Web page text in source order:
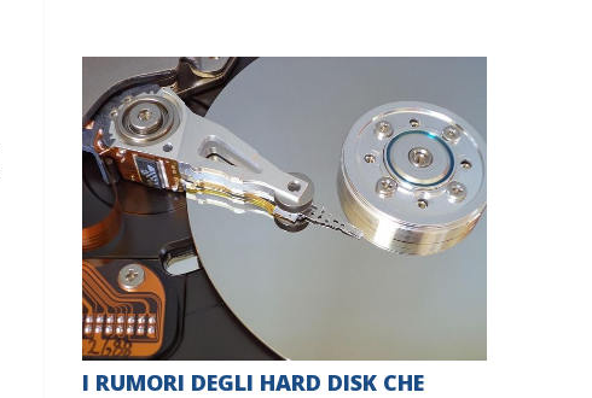
I RUMORI DEGLI HARD DISK CHE